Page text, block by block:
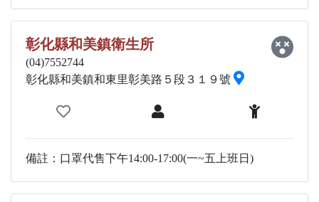
彰化縣和美鎮衛生所
(04)7552744
彰化縣和美鎮和東里彰美路５段３１９號
備註：口罩代售下午14:00-17:00(一~五上班日)